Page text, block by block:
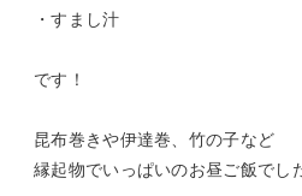
・すまし汁
です！
昆布巻きや伊達巻、竹の子など
縁起物でいっぱいのお昼ご飯でし